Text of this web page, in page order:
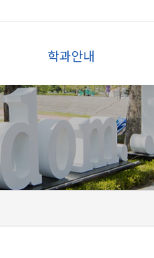
학과안내